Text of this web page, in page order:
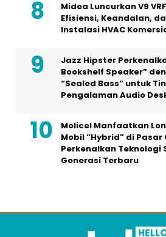
Midea Luncurkan V9
Efisiensi, Keandalan,
Instalasi HVAC
Jazz Hipster
Bookshelf Speaker”
“Sealed Bass” untuk
Pengalaman Audio
Molicel Manfaatkan
Mobil “Hybrid” di Pasar
Perkenalkan Teknologi
Generasi Terbaru